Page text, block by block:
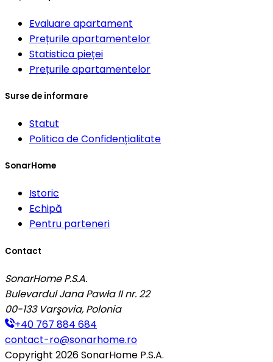
Evaluare apartament
Prețurile apartamentelor
Statistica pieței
Prețurile apartamentelor
Surse de informare
Statut
Politica de Confidențialitate
SonarHome
Istoric
Echipă
Pentru parteneri
Contact
SonarHome P.S.A.
Bulevardul Jana Pawła II nr. 22
00-133 Varşovia, Polonia
+40 767 884 684
contact-ro@sonarhome.ro
Copyright 2026SonarHome P.S.A.